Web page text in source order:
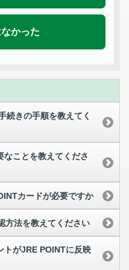
かった
続きの手順を教えてく
なことを教えてくださ
カードが必要ですか
方法を教えてください
トがJRE POINTに反映